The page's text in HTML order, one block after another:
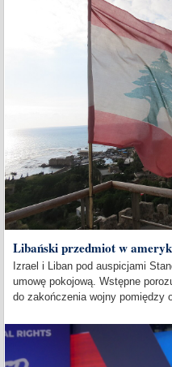
Libański przedmiot w
Izrael i Liban pod auspicjami
umowę pokojową. Wstępne
do zakończenia wojny pomiędzy